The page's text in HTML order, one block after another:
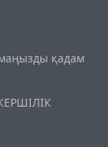
қадам